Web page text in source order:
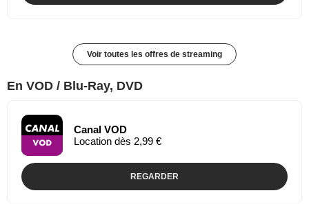
Voir toutes les offres de streaming
En VOD / Blu-Ray, DVD
Canal VOD
Location dès 2,99 €
REGARDER